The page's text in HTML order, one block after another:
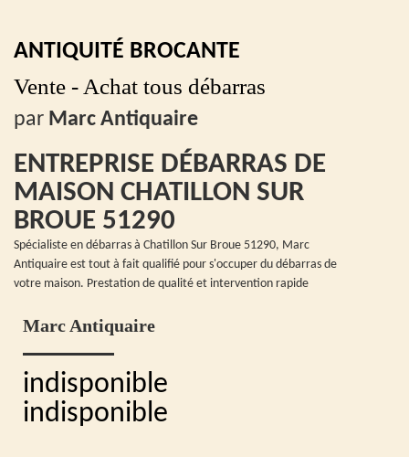
ANTIQUITÉ BROCANTE
Vente - Achat tous débarras
par Marc Antiquaire
ENTREPRISE DÉBARRAS DE
MAISON CHATILLON SUR
BROUE 51290
Spécialiste en débarras à Chatillon Sur Broue 51290, Marc
Antiquaire est tout à fait qualifié pour s'occuper du débarras de
votre maison. Prestation de qualité et intervention rapide
Marc Antiquaire
indisponible
indisponible